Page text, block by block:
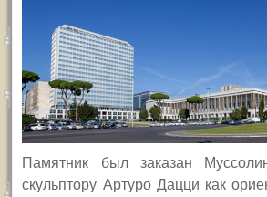
Памятник был заказан
скульптору Артуро Дацци как